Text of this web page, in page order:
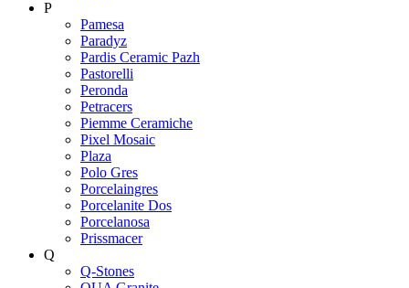
P
Pamesa
Paradyz
Pardis Ceramic Pazh
Pastorelli
Peronda
Petracers
Piemme Ceramiche
Pixel Mosaic
Plaza
Polo Gres
Porcelaingres
Porcelanite Dos
Porcelanosa
Prissmacer
Q
Q-Stones